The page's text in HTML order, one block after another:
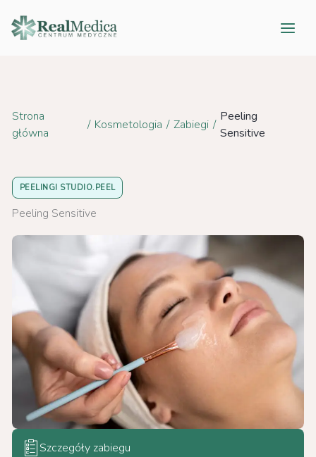
do
treści
Strona
główna
/ Kosmetologia / Zabiegi /
Peeling
Sensitive
PEELINGI STUDIO.PEEL
Peeling Sensitive
Szczegóły zabiegu